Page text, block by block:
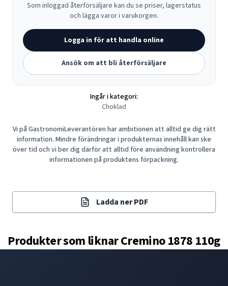
Som inloggad återförsäljare kan du se priser, lagerstatus
och lägga varor i varukorgen.
Logga in för att handla online
Ansök om att bli återförsäljare
Ingår i kategori:
Choklad
Vi på GastronomiLeverantören har ambitionen att alltid ge dig rätt
information. Mindre förändringar i produkternas innehåll kan ske
över tid och vi ber dig därför att alltid före användning kontrollera
informationen på produktens förpackning.
Ladda ner PDF
Produkter som liknarCremino 1878 110g